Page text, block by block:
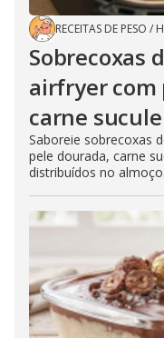
RECEITAS DE PESO /
Sobrecoxas
airfryer com
carne
Saboreie sobrecoxas
pele dourada, carne
distribuídos no